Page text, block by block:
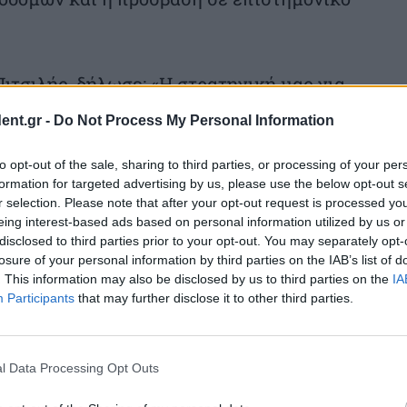
- Do Not Process My Personal Information
opt-out of the sale, sharing to third parties, or processing of your
for targeted advertising by us, please use the below opt-out
selection. Please note that after your opt-out request is processed
interest-based ads based on personal information utilized by us
to third parties prior to your opt-out. You may separately
of your personal information by third parties on the IAB’s list of
This information may also be disclosed by us to third parties on the
Participants that may further disclose it to other third parties.
Data Processing Opt Outs
δήλωσε: «Η στρατηγική μας για
ανάπτυξη του ανθρώπινου δυναμικού
κοινότητα. Η συνεργασία μας
του ΠΑΔΑ δημιουργεί
και καλών πρακτικών, με στόχο
δημόσια διοίκηση.»
ΠΑΔΑ, Καθηγητής Παναγιώτης
Μνημονίου Εκπαιδευτικής και